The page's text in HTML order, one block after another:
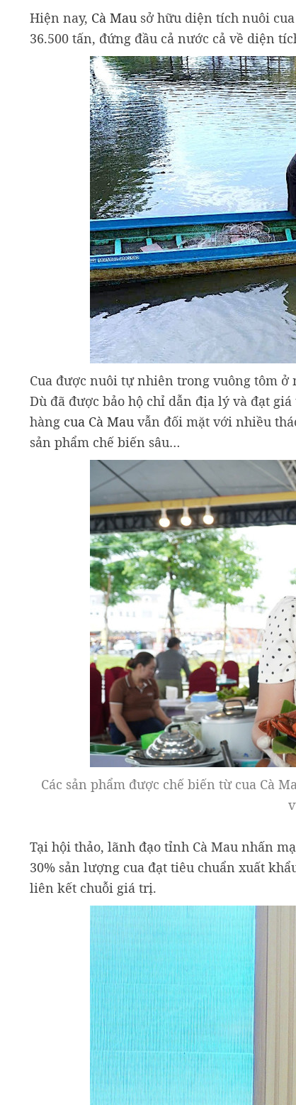
Hiện nay, Cà Mau sở hữu diện tích nuôi
36.500 tấn, đứng đầu cả nước cả về diện
Cua được nuôi tự nhiên trong vuông tôm ở
Dù đã được bảo hộ chỉ dẫn địa lý và đạt
hàng cua Cà Mau vẫn đối mặt với nhiều
sản phẩm chế biến sâu…
Các sản phẩm được chế biến từ cua Cà
Tại hội thảo, lãnh đạo tỉnh Cà Mau nhấn
30% sản lượng cua đạt tiêu chuẩn xuất
liên kết chuỗi giá trị.